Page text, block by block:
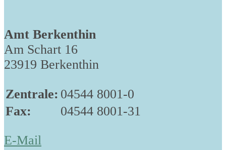
Amt Berkenthin
Am Schart 16
23919 Berkenthin
Zentrale: 04544 8001-0
Fax:
04544 8001-31
E-Mail